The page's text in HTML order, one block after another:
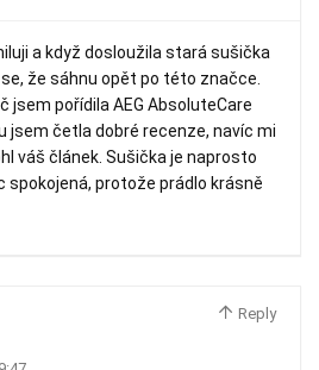
a když dosloužila stará sušička
že sáhnu opět po této značce.
jsem pořídila AEG AbsoluteCare
jsem četla dobré recenze, navíc mi
váš článek. Sušička je naprosto
spokojená, protože prádlo krásně
Reply